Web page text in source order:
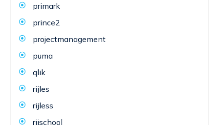
primark
prince2
projectmanagement
puma
qlik
rijles
rijless
rijschool